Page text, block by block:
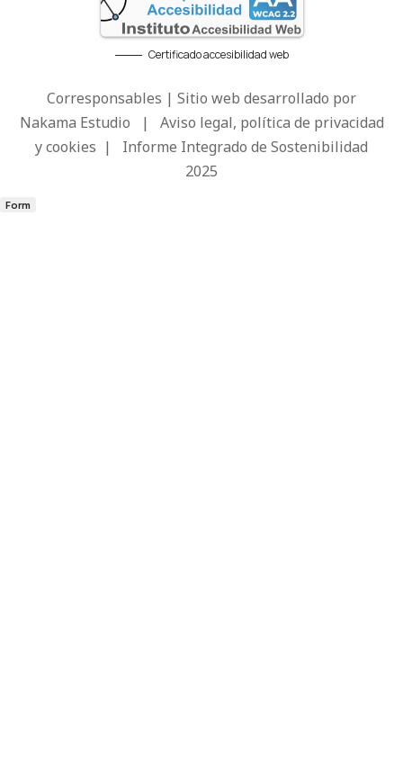
Certificado accesibilidad web
Corresponsables | Sitio web desarrollado por
Nakama Estudio | Aviso legal, política de privacidad
y cookies | Informe Integrado de Sostenibilidad
2025
Form